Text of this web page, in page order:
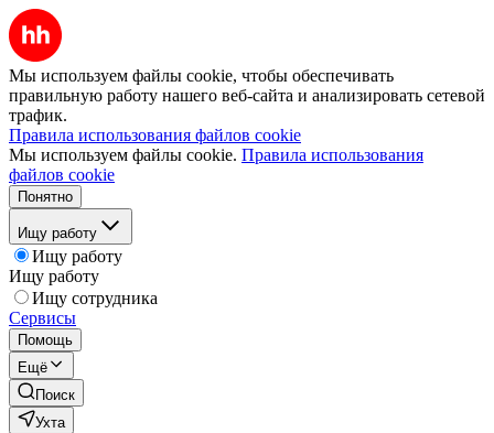
Мы используем файлы cookie, чтобы обеспечивать
правильную работу нашего веб-сайта и анализировать сетевой
трафик.
Правила использования файлов cookie
Мы используем файлы cookie. Правила использования
файлов cookie
Понятно
Ищу работу
Ищу работу
Ищу работу
Ищу сотрудника
Сервисы
Помощь
Ещё
Поиск
Ухта